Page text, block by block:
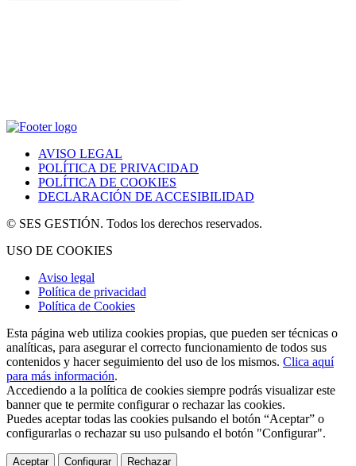
AVISO LEGAL
POLÍTICA DE PRIVACIDAD
POLÍTICA DE COOKIES
DECLARACIÓN DE ACCESIBILIDAD
© SES GESTIÓN. Todos los derechos reservados.
USO DE COOKIES
Aviso legal
Política de privacidad
Política de Cookies
Esta página web utiliza cookies propias, que pueden ser técnicas o
analíticas, para asegurar el correcto funcionamiento de todos sus
contenidos y hacer seguimiento del uso de los mismos. Clica aquí
para más información.
Accediendo a la política de cookies siempre podrás visualizar este
banner que te permite configurar o rechazar las cookies.
Puedes aceptar todas las cookies pulsando el botón “Aceptar” o
configurarlas o rechazar su uso pulsando el botón "Configurar".
Aceptar Configurar Rechazar